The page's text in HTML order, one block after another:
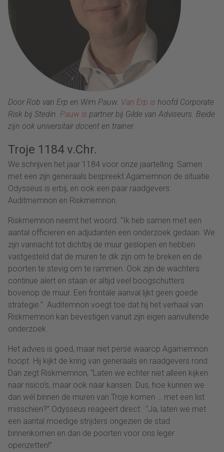
Door Rob van Erp en Wim Pauw. Van Erp is hoofd Corporate
Risk bij Stedin. Pauw is partner bij Gilde van Adviseurs. Beide
zijn ook universitair docent en trainer.
Troje 1184 v.Chr.
We schrijven het jaar 1184 voor onze jaartelling. Samen
met een zijn generaals bespreekt Agamemnon de situatie.
Odysseus is erbij, en ook een paar raadgevers:
Auditmemnon en Riskmemnon.
Riskmemnon neemt het woord. “Ik heb samen met een
aantal officieren en adjudanten een onderzoek gedaan. We
zijn vannacht tot dichtbij de muur geslopen en hebben
vastgesteld dat de muren te dik zijn om te breken en de
poorten te stevig om te rammen. Ook zijn de wachters
continue alert en staan er altijd veel boogschutters
bovenop de muur. Een frontale aanval lijkt geen goede
strategie.” Auditemnon voegt toe dat hij het verhaal van
Riskmemnon kan bevestigen vanuit zijn eigen aanvullende
onderzoek.
Het advies is goed, maar niet persé waarop Agamemnon
hoopt. Hij kijkt de kring van generaals en raadgevers rond.
Dan zegt Riskmemnon, “Laten we echter niet alleen kijken
naar risico’s, maar ook naar kansen. Dus, hoe kunnen we
dan wél binnen de muren van Troje komen … met een list
misschien?” Odysseus reageert direct: “Ja, laten we met
een aantal moedige strijders ongezien de stad
binnenkomen en dan de poorten voor ons leger
openzetten!”